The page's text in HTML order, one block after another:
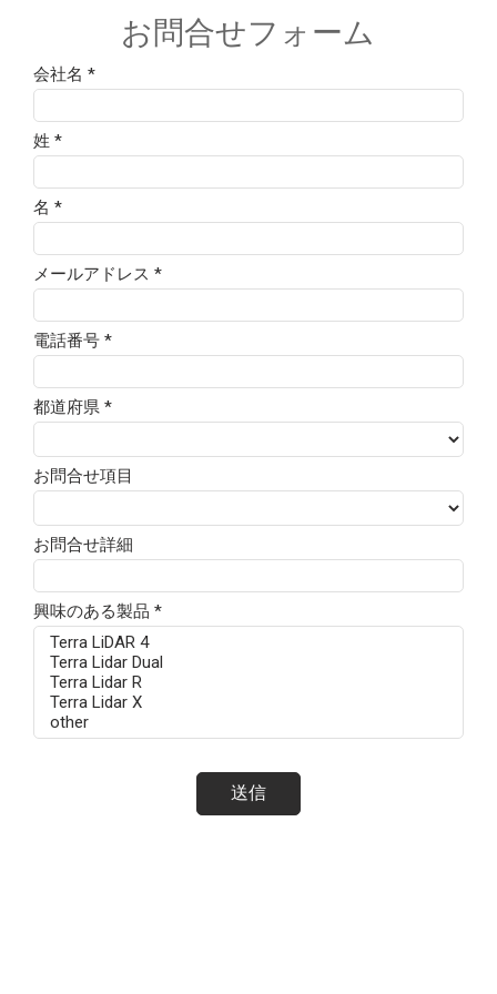
お問合せフォーム
会社名 *
姓 *
名 *
メールアドレス *
電話番号 *
都道府県 *
お問合せ項目
お問合せ詳細
興味のある製品 *